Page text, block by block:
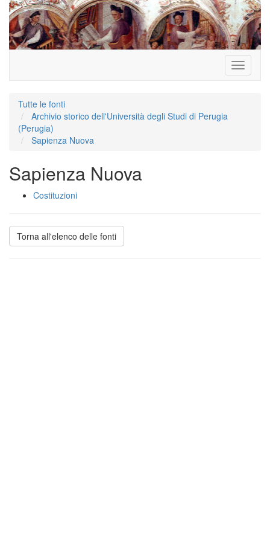
Toggle
Tutte le fonti
Archivio storico dell'Università degli Studi di Perugia
(Perugia)
Sapienza Nuova
Sapienza Nuova
Costituzioni
Torna all'elenco delle fonti